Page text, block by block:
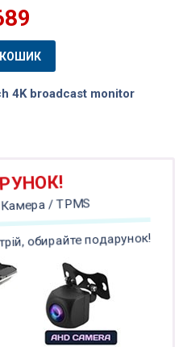
4K broadcast monitor
/ TPMS
обирайте подарунок!